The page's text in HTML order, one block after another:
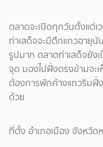
ตลาดจะเปิดทุกวันตั้งแต่
ท่าเสด็จจะมีตึกแถวอายุ
รูปมาก ตลาดท่าเสด็จยั
จุด มองไปฝั่งตรงข้ามจะ
ต้องการพักค้างแถวริมฝั่
ด้วย
ที่ตั้ง อำเภอเมือง จังหวัด